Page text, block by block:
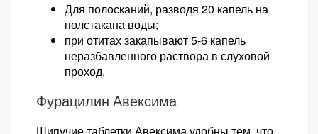
Для полосканий, разводя 20 капель на
полстакана воды;
при отитах закапывают 5-6 капель
неразбавленного раствора в слуховой
проход.
Фурацилин Авексима